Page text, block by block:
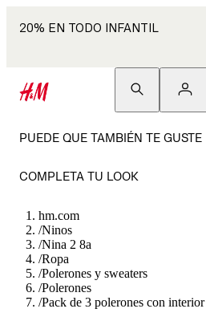
20% EN TODO INFANTIL
PUEDE QUE TAMBIÉN TE GUSTE
COMPLETA TU LOOK
hm.com
/Ninos
/Nina 2 8a
/Ropa
/Polerones y sweaters
/Polerones
/Pack de 3 polerones con